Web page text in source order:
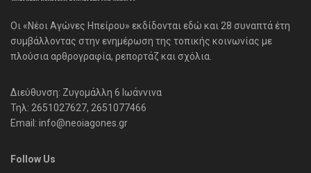
Οι «Νέοι Αγώνες Ηπείρου» εκδίδονται εδώ και 28 συναπτά έτη
συμβάλλοντας στην ενημέρωση της τοπικής κοινωνίας με
πλούσια αρθρογραφία, ρεπορτάζ και σχόλια.
Διεύθυνση: Ζυγομάλλη 6 Ιωάννινα
Τηλ: 2651027627, 2651077466
Email: info@neoiagones.gr
Follow Us